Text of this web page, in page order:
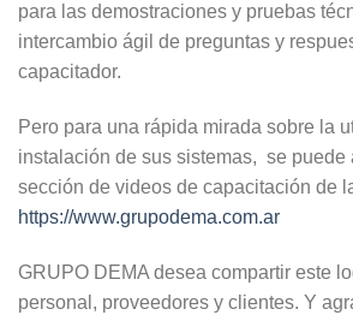
para las demostraciones y pruebas
intercambio ágil de preguntas y
capacitador.
Pero para una rápida mirada sobre la
instalación de sus sistemas, se puede
sección de videos de capacitación de
https://www.grupodema.com.ar
GRUPO DEMA desea compartir este
personal, proveedores y clientes. Y